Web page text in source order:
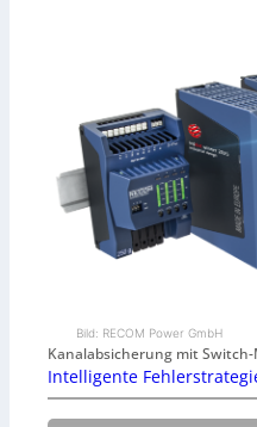
Bild: RECOM Power GmbH
Kanalabsicherung mit Switch-
Intelligente